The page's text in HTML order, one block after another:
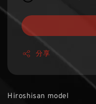
分享
Hiroshisan model